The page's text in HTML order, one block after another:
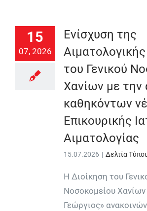
15
07, 2026
Ενίσχυση της
Αιματολογικής
του Γενικού
Χανίων με την
καθηκόντων
Επικουρικής
Αιματολογίας
15.07.2026 | Δελτία
Η Διοίκηση του
Νοσοκομείου Χανίων
Γεώργιος»